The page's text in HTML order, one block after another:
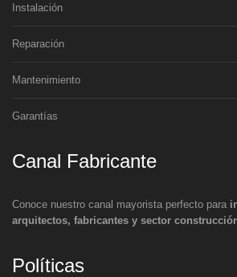
Instalación
Reparación
Mantenimiento
Garantías
Canal Fabricante
Conoce nuestro canal mayorista perfecto para
arquitectos, fabricantes y sector
Políticas